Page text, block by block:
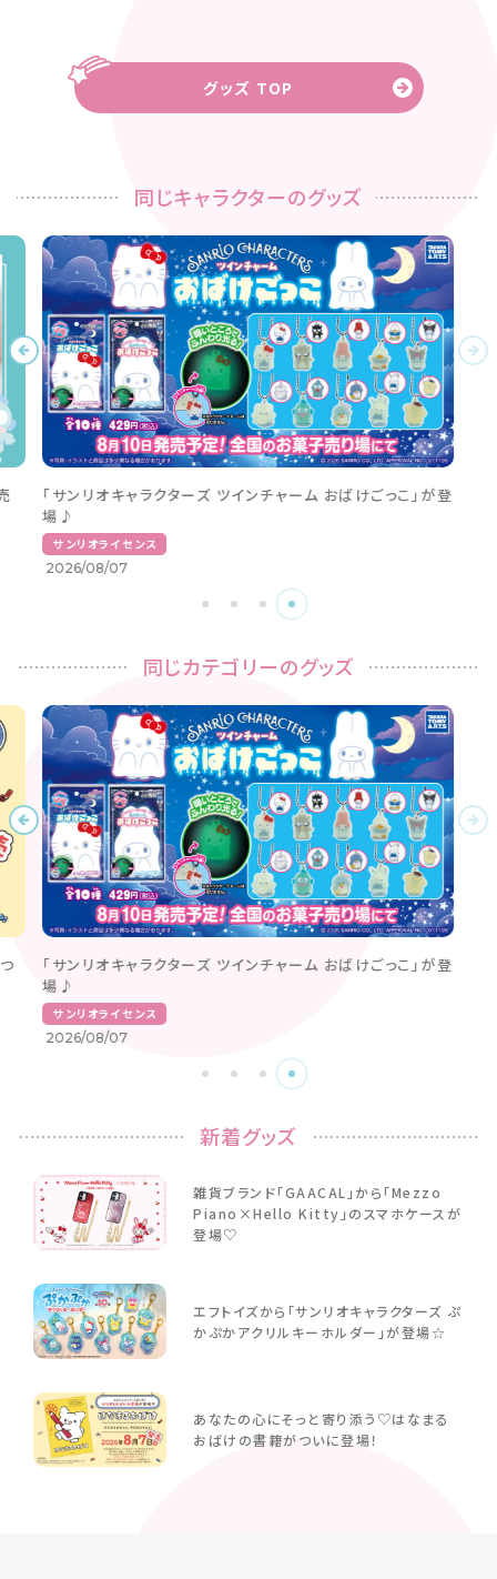
グッズ TOP
同じキャラクターのグッズ
「サンリオキャラクターズ ツインチャーム おばけごっこ」が登
場♪
サンリオライセンス
2026/08/07
同じカテゴリーのグッズ
「サンリオキャラクターズ ツインチャーム おばけごっこ」が登
場♪
サンリオライセンス
2026/08/07
新着グッズ
雑貨ブランド「GAACAL」から「Mezzo
Piano×Hello Kitty」のスマホケースが
登場♡
エフトイズから「サンリオキャラクターズ ぷ
かぷかアクリルキーホルダー」が登場☆
あなたの心にそっと寄り添う♡はなまる
おばけの書籍がついに登場！